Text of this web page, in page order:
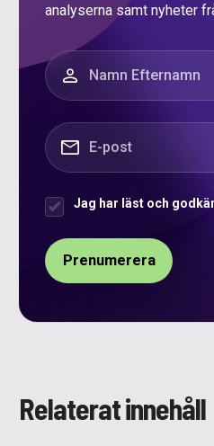
analyserna samt nyheter
”*” anger obligatoriska fält
Namn
E-post
Samtycke*
Jag har läst och
Relaterat innehåll